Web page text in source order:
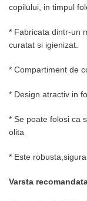
copilului, in timpul
* Fabricata dintr-un
curatat si igienizat.
* Compartiment de
* Design atractiv in
* Se poate folosi ca
olita
* Este
Varsta